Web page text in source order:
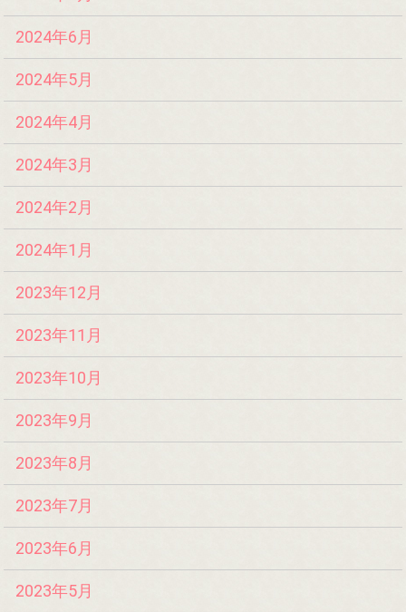
2024年6月
2024年5月
2024年4月
2024年3月
2024年2月
2024年1月
2023年12月
2023年11月
2023年10月
2023年9月
2023年8月
2023年7月
2023年6月
2023年5月